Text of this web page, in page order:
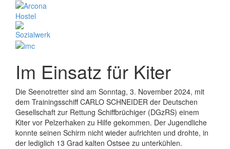
Im Einsatz für Kiter
Die Seenotretter sind am Sonntag, 3. November 2024, mit
dem Trainingsschiff CARLO SCHNEIDER der Deutschen
Gesellschaft zur Rettung Schiffbrüchiger (DGzRS) einem
Kiter vor Pelzerhaken zu Hilfe gekommen. Der Jugendliche
konnte seinen Schirm nicht wieder aufrichten und drohte, in
der lediglich 13 Grad kalten Ostsee zu unterkühlen.